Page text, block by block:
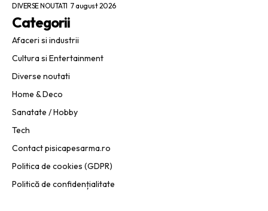
DIVERSE NOUTATI 7 august 2026
Categorii
Afaceri si industrii
Cultura si Entertainment
Diverse noutati
Home & Deco
Sanatate / Hobby
Tech
Contact pisicapesarma.ro
Politica de cookies (GDPR)
Politică de confidențialitate